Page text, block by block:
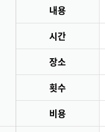
내용
시간
장소
횟수
비용